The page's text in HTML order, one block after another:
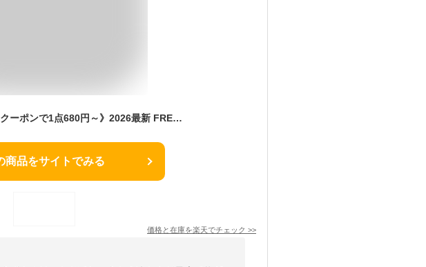
【楽天堂々114冠】《クーポンで1点680円～》2026最新 FRESH SWITCH 氷嚢 持ち運び 氷のう 携帯氷のう ネッククーラー 首 冷やす 水筒 魔法瓶 保冷 ボトル アイシングバッグ 結露しない ひょうのう アイスパック ゴルフ スポーツ 熱中症対策グッズ 暑さ対策 グッズ
商品をサイトでみる
価格と在庫を楽天でチェック >>